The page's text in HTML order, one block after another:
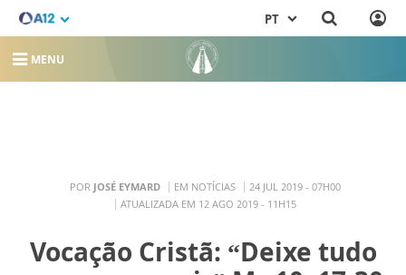
PT
MENU
POR JOSÉ EYMARD EM NOTÍCIAS
24 JUL 2019 - 07H00
ATUALIZADA EM 12 AGO 2019 - 11H15
Vocação Cristã: “Deixe tudo